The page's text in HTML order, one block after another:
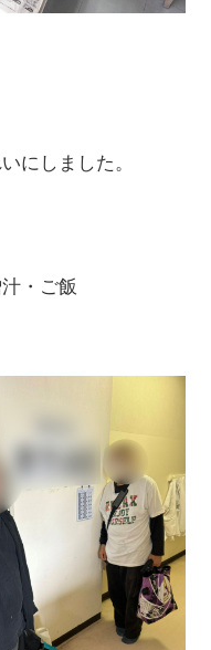
にしました。
・ご飯